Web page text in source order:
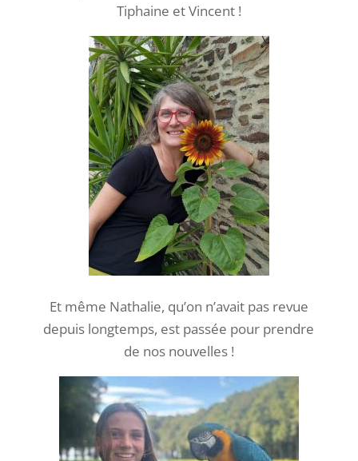
Tiphaine et Vincent !
Et même Nathalie, qu’on n’avait pas revue
depuis longtemps, est passée pour prendre
de nos nouvelles !